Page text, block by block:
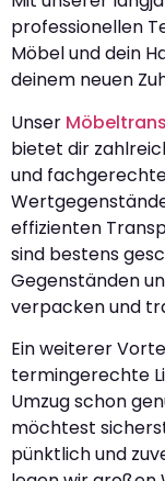
professionellen
Möbel und dein
deinem neuen
Unser
bietet dir
und
effizienten
sind bestens
Gegenständen
verpacken und
Ein weiterer
termingerechte
Umzug schon
möchtest
pünktlich und